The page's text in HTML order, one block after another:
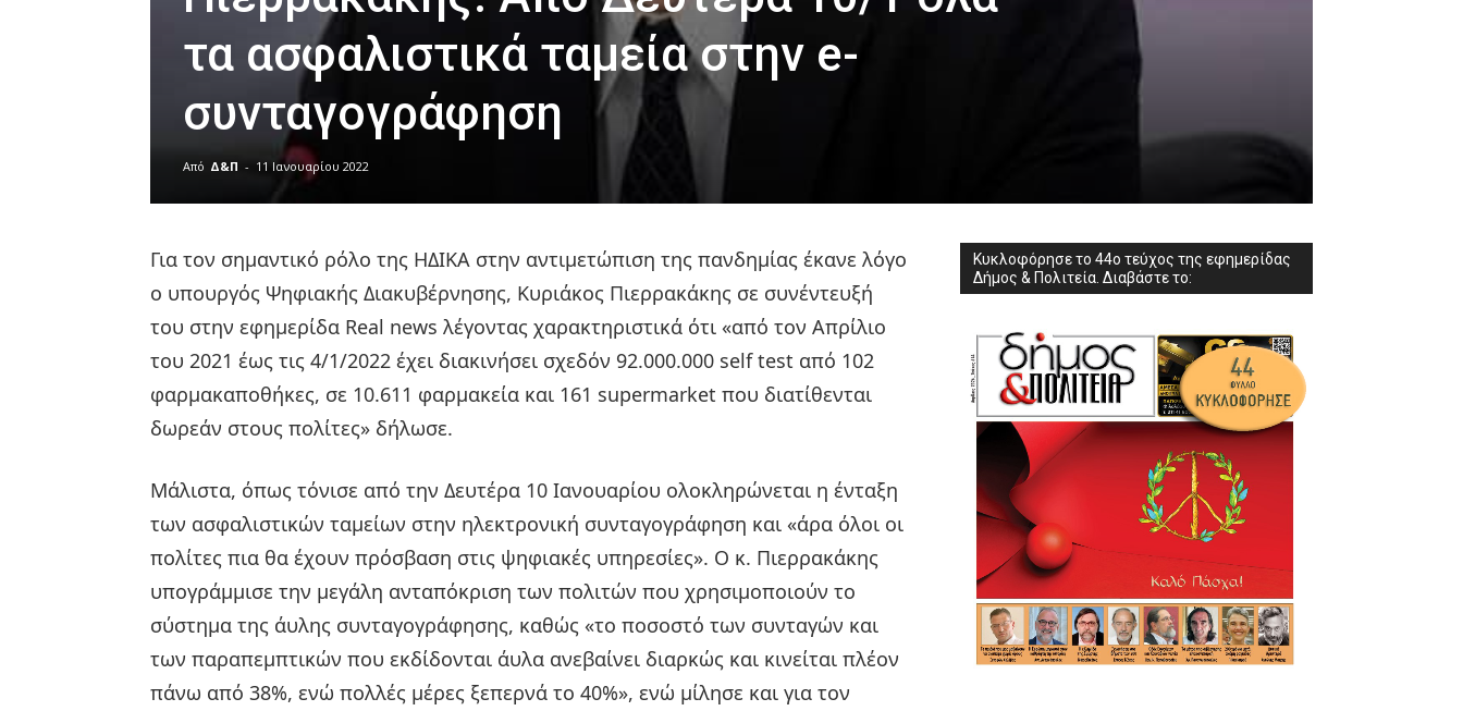
τα ασφαλιστικά ταμεία στην e-
συνταγογράφηση
Από Δ&Π - 11 Ιανουαρίου 2022
very
cam
show. desi
lyons
teaches
meaning
pain.
pornhun
porn
Για τον σημαντικό ρόλο της ΗΔΙΚΑ στην αντιμετώπιση της πανδημίας έκανε λόγο
ο υπουργός Ψηφιακής Διακυβέρνησης, Κυριάκος Πιερρακάκης σε συνέντευξή
του στην εφημερίδα Real news λέγοντας χαρακτηριστικά ότι «από τον Απρίλιο
του 2021 έως τις 4/1/2022 έχει διακινήσει σχεδόν 92.000.000 self test από 102
φαρμακαποθήκες, σε 10.611 φαρμακεία και 161 supermarket που διατίθενται
δωρεάν στους πολίτες» δήλωσε.
Μάλιστα, όπως τόνισε από την Δευτέρα 10 Ιανουαρίου ολοκληρώνεται η ένταξη
των ασφαλιστικών ταμείων στην ηλεκτρονική συνταγογράφηση και «άρα όλοι οι
πολίτες πια θα έχουν πρόσβαση στις ψηφιακές υπηρεσίες». Ο κ. Πιερρακάκης
υπογράμμισε την μεγάλη ανταπόκριση των πολιτών που χρησιμοποιούν το
σύστημα της άυλης συνταγογράφησης, καθώς «το ποσοστό των συνταγών και
των παραπεμπτικών που εκδίδονται άυλα ανεβαίνει διαρκώς και κινείται πλέον
πάνω από 38%, ενώ πολλές μέρες ξεπερνά το 40%», ενώ μίλησε και για τον
Κυκλοφόρησε το 44ο τεύχος της εφημερίδας
Δήμος & Πολιτεία. Διαβάστε το: